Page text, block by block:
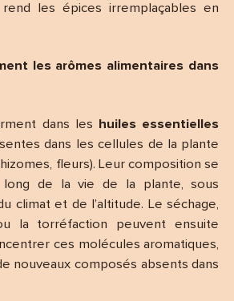
les épices irremplaçables en
les arômes alimentaires dans
dans les
huiles essentielles
dans les cellules de la plante
fleurs). Leur composition se
de la vie de la plante, sous
climat et de l’altitude. Le séchage,
la torréfaction peuvent ensuite
ces molécules aromatiques,
nouveaux composés absents dans